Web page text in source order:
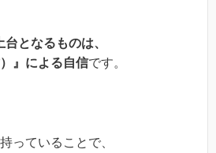
台となるものは、
』による自信です。
っていることで、